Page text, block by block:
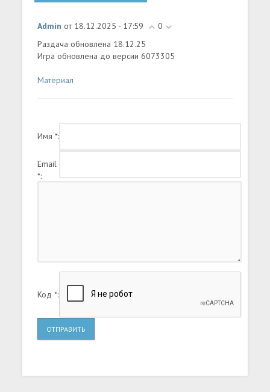
0
Admin от 18.12.2025 - 17:59
Раздача обновлена 18.12.25
Игра обновлена до версии 6073305
Материал
Имя *:
Email
*:
Код *:
ОТПРАВИТЬ